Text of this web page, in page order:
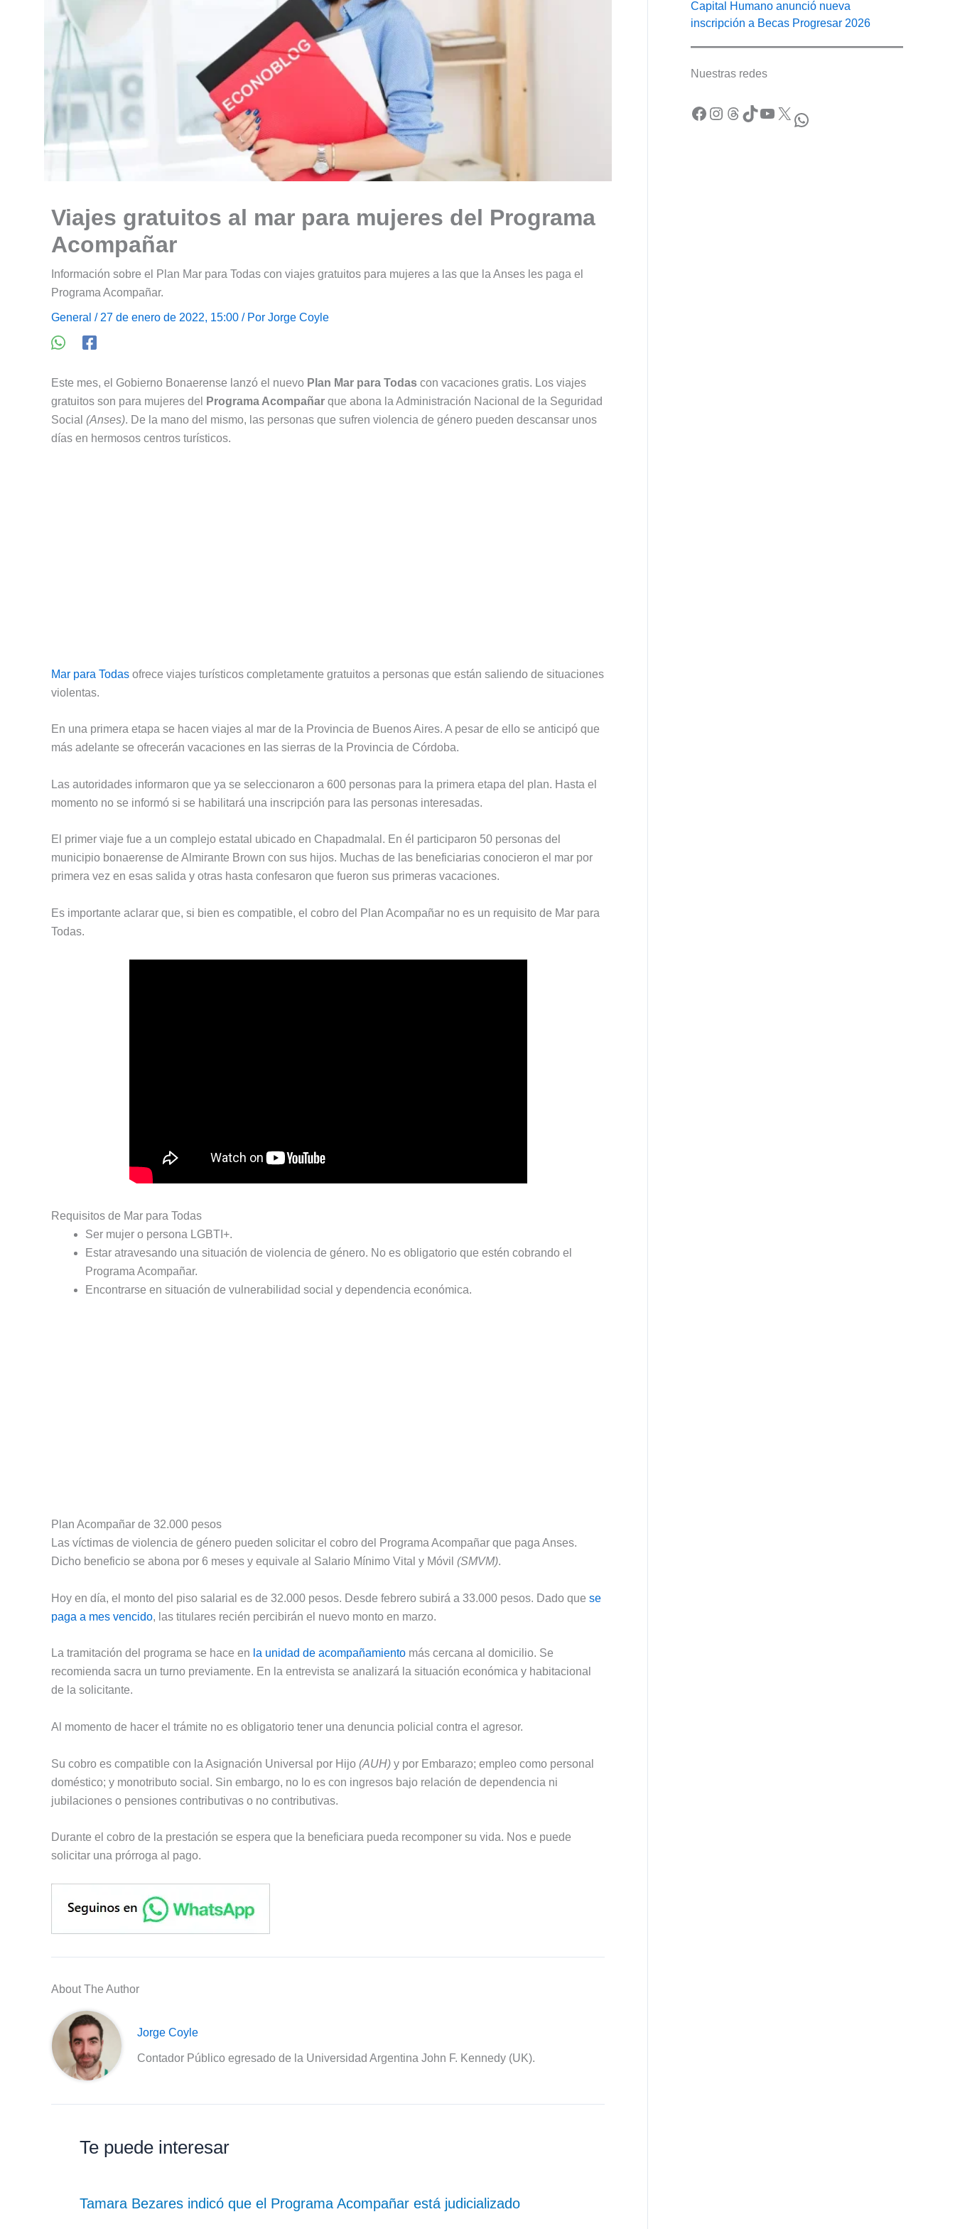
Viajes gratuitos al mar para mujeres del Programa
Acompañar
Información sobre el Plan Mar para Todas con viajes gratuitos para mujeres a las que la Anses les paga el
Programa Acompañar.
General / 27 de enero de 2022, 15:00 / Por Jorge Coyle
Este mes, el Gobierno Bonaerense lanzó el nuevo Plan Mar para Todas con vacaciones gratis. Los viajes
gratuitos son para mujeres del
Programa Acompañar que abona la Administración Nacional de la Seguridad
Social (Anses). De la mano del mismo, las personas que sufren violencia de género pueden descansar unos
días en hermosos centros turísticos.
Mar para Todas ofrece viajes turísticos completamente gratuitos a personas que están saliendo de situaciones
violentas.
En una primera etapa se hacen viajes al mar de la Provincia de Buenos Aires. A pesar de ello se anticipó que
más adelante se ofrecerán vacaciones en las sierras de la Provincia de Córdoba.
Las autoridades informaron que ya se seleccionaron a 600 personas para la primera etapa del plan. Hasta el
momento no se informó si se habilitará una inscripción para las personas interesadas.
El primer viaje fue a un complejo estatal ubicado en Chapadmalal. En él participaron 50 personas del
municipio bonaerense de Almirante Brown con sus hijos. Muchas de las beneficiarias conocieron el mar por
primera vez en esas salida y otras hasta confesaron que fueron sus primeras vacaciones.
Es importante aclarar que, si bien es compatible, el cobro del Plan Acompañar no es un requisito de Mar para
Todas.
Requisitos de Mar para Todas
Ser mujer o persona LGBTI+.
Estar atravesando una situación de violencia de género. No es obligatorio que estén cobrando el
Programa Acompañar.
Encontrarse en situación de vulnerabilidad social y dependencia económica.
Plan Acompañar de 32.000 pesos
Las víctimas de violencia de género pueden solicitar el cobro del Programa Acompañar que paga Anses.
Dicho beneficio se abona por 6 meses y equivale al Salario Mínimo Vital y Móvil (SMVM).
Hoy en día, el monto del piso salarial es de 32.000 pesos. Desde febrero subirá a 33.000 pesos. Dado que se
paga a mes vencido, las titulares recién percibirán el nuevo monto en marzo.
La tramitación del programa se hace en la unidad de acompañamiento más cercana al domicilio. Se
recomienda sacra un turno previamente. En la entrevista se analizará la situación económica y habitacional
de la solicitante.
Al momento de hacer el trámite no es obligatorio tener una denuncia policial contra el agresor.
Su cobro es compatible con la Asignación Universal por Hijo (AUH) y por Embarazo; empleo como personal
doméstico; y monotributo social. Sin embargo, no lo es con ingresos bajo relación de dependencia ni
jubilaciones o pensiones contributivas o no contributivas.
Durante el cobro de la prestación se espera que la beneficiara pueda recomponer su vida. Nos e puede
solicitar una prórroga al pago.
About The Author
Jorge Coyle
Contador Público egresado de la Universidad Argentina John F. Kennedy (UK).
Te puede interesar
Tamara Bezares indicó que el Programa Acompañar está judicializado
Capital Humano anunció nueva
inscripción a Becas Progresar 2026
Nuestras redes
Facebook Instagram Threads TikTok YouTube X WhatsApp